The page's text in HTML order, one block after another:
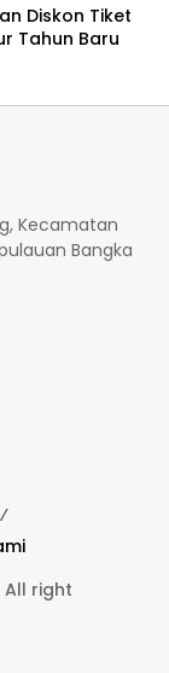
Diskon Tiket
Tahun Baru
Kecamatan
Bangka
right